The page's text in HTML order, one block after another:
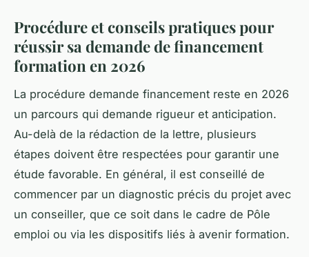
Procédure et conseils pratiques pour
réussir sa demande de financement
formation en 2026
La procédure demande financement reste en 2026
un parcours qui demande rigueur et anticipation.
Au-delà de la rédaction de la lettre, plusieurs
étapes doivent être respectées pour garantir une
étude favorable. En général, il est conseillé de
commencer par un diagnostic précis du projet avec
un conseiller, que ce soit dans le cadre de Pôle
emploi ou via les dispositifs liés à avenir formation.